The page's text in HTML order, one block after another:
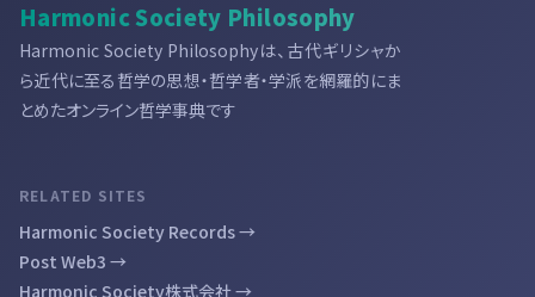
Harmonic Society Philosophy
Harmonic Society Philosophyは、古代ギリシャか
ら近代に至る哲学の思想・哲学者・学派を網羅的にま
とめたオンライン哲学事典です
RELATED SITES
Harmonic Society Records →
Post Web3 →
Harmonic Society株式会社 →